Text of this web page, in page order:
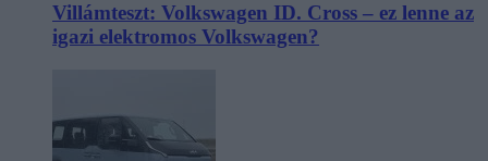
Villámteszt: Volkswagen ID. Cross – ez lenne az
igazi elektromos Volkswagen?